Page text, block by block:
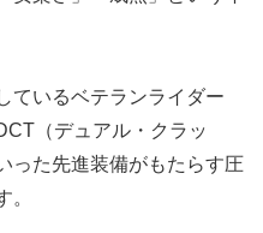
ているベテランライダー
（デュアル・クラッ
った先進装備がもたらす圧
。